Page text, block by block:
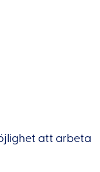
att arbeta